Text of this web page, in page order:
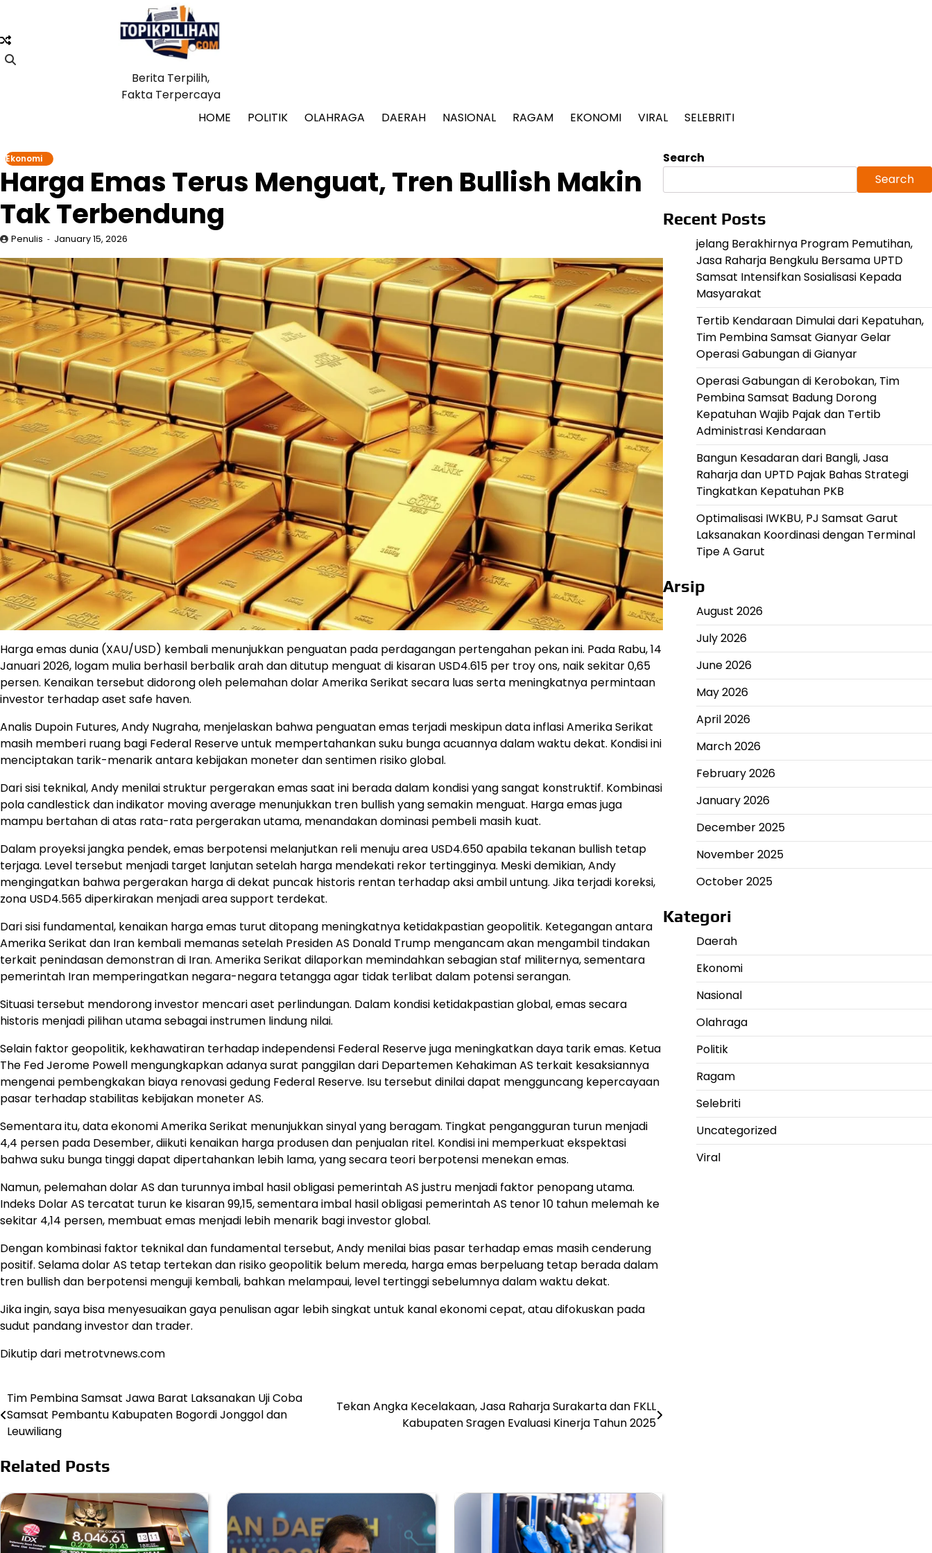
content
Berita Terpilih,
Fakta Terpercaya
HOME
POLITIK OLAHRAGA DAERAH NASIONAL RAGAM EKONOMI VIRAL SELEBRITI
Ekonomi
Harga Emas Terus Menguat, Tren Bullish Makin
Tak Terbendung
Penulis January 15, 2026
Harga emas dunia (XAU/USD) kembali menunjukkan penguatan pada perdagangan pertengahan pekan ini. Pada Rabu, 14
Januari 2026, logam mulia berhasil berbalik arah dan ditutup menguat di kisaran USD4.615 per troy ons, naik sekitar 0,65
persen. Kenaikan tersebut didorong oleh pelemahan dolar Amerika Serikat secara luas serta meningkatnya permintaan
investor terhadap aset safe haven.
Analis Dupoin Futures, Andy Nugraha, menjelaskan bahwa penguatan emas terjadi meskipun data inflasi Amerika Serikat
masih memberi ruang bagi Federal Reserve untuk mempertahankan suku bunga acuannya dalam waktu dekat. Kondisi ini
menciptakan tarik-menarik antara kebijakan moneter dan sentimen risiko global.
Dari sisi teknikal, Andy menilai struktur pergerakan emas saat ini berada dalam kondisi yang sangat konstruktif. Kombinasi
pola candlestick dan indikator moving average menunjukkan tren bullish yang semakin menguat. Harga emas juga
mampu bertahan di atas rata-rata pergerakan utama, menandakan dominasi pembeli masih kuat.
Dalam proyeksi jangka pendek, emas berpotensi melanjutkan reli menuju area USD4.650 apabila tekanan bullish tetap
terjaga. Level tersebut menjadi target lanjutan setelah harga mendekati rekor tertingginya. Meski demikian, Andy
mengingatkan bahwa pergerakan harga di dekat puncak historis rentan terhadap aksi ambil untung. Jika terjadi koreksi,
zona USD4.565 diperkirakan menjadi area support terdekat.
Dari sisi fundamental, kenaikan harga emas turut ditopang meningkatnya ketidakpastian geopolitik. Ketegangan antara
Amerika Serikat dan Iran kembali memanas setelah Presiden AS Donald Trump mengancam akan mengambil tindakan
terkait penindasan demonstran di Iran. Amerika Serikat dilaporkan memindahkan sebagian staf militernya, sementara
pemerintah Iran memperingatkan negara-negara tetangga agar tidak terlibat dalam potensi serangan.
Situasi tersebut mendorong investor mencari aset perlindungan. Dalam kondisi ketidakpastian global, emas secara
historis menjadi pilihan utama sebagai instrumen lindung nilai.
Selain faktor geopolitik, kekhawatiran terhadap independensi Federal Reserve juga meningkatkan daya tarik emas. Ketua
The Fed Jerome Powell mengungkapkan adanya surat panggilan dari Departemen Kehakiman AS terkait kesaksiannya
mengenai pembengkakan biaya renovasi gedung Federal Reserve. Isu tersebut dinilai dapat mengguncang kepercayaan
pasar terhadap stabilitas kebijakan moneter AS.
Sementara itu, data ekonomi Amerika Serikat menunjukkan sinyal yang beragam. Tingkat pengangguran turun menjadi
4,4 persen pada Desember, diikuti kenaikan harga produsen dan penjualan ritel. Kondisi ini memperkuat ekspektasi
bahwa suku bunga tinggi dapat dipertahankan lebih lama, yang secara teori berpotensi menekan emas.
Namun, pelemahan dolar AS dan turunnya imbal hasil obligasi pemerintah AS justru menjadi faktor penopang utama.
Indeks Dolar AS tercatat turun ke kisaran 99,15, sementara imbal hasil obligasi pemerintah AS tenor 10 tahun melemah ke
sekitar 4,14 persen, membuat emas menjadi lebih menarik bagi investor global.
Dengan kombinasi faktor teknikal dan fundamental tersebut, Andy menilai bias pasar terhadap emas masih cenderung
positif. Selama dolar AS tetap tertekan dan risiko geopolitik belum mereda, harga emas berpeluang tetap berada dalam
tren bullish dan berpotensi menguji kembali, bahkan melampaui, level tertinggi sebelumnya dalam waktu dekat.
Jika ingin, saya bisa menyesuaikan gaya penulisan agar lebih singkat untuk kanal ekonomi cepat, atau difokuskan pada
sudut pandang investor dan trader.
Dikutip dari metrotvnews.com
Post
navigation
Tim Pembina Samsat Jawa Barat Laksanakan Uji Coba
Samsat Pembantu Kabupaten Bogordi Jonggol dan
Leuwiliang
Tekan Angka Kecelakaan, Jasa Raharja Surakarta dan FKLL
Kabupaten Sragen Evaluasi Kinerja Tahun 2025
Related Posts
Search
Search
Recent Posts
jelang Berakhirnya Program Pemutihan,
Jasa Raharja Bengkulu Bersama UPTD
Samsat Intensifkan Sosialisasi Kepada
Masyarakat
Tertib Kendaraan Dimulai dari Kepatuhan,
Tim Pembina Samsat Gianyar Gelar
Operasi Gabungan di Gianyar
Operasi Gabungan di Kerobokan, Tim
Pembina Samsat Badung Dorong
Kepatuhan Wajib Pajak dan Tertib
Administrasi Kendaraan
Bangun Kesadaran dari Bangli, Jasa
Raharja dan UPTD Pajak Bahas Strategi
Tingkatkan Kepatuhan PKB
Optimalisasi IWKBU, PJ Samsat Garut
Laksanakan Koordinasi dengan Terminal
Tipe A Garut
Arsip
August 2026
July 2026
June 2026
May 2026
April 2026
March 2026
February 2026
January 2026
December 2025
November 2025
October 2025
Kategori
Daerah
Ekonomi
Nasional
Olahraga
Politik
Ragam
Selebriti
Uncategorized
Viral